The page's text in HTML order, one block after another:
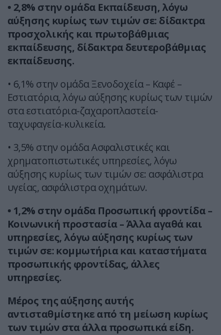
• 2,8% στην ομάδα Εκπαίδευση, λόγω
αύξησης κυρίως των τιμών σε: δίδακτρα
προσχολικής και πρωτοβάθμιας
εκπαίδευσης, δίδακτρα δευτεροβάθμιας
εκπαίδευσης.
• 6,1% στην ομάδα Ξενοδοχεία – Καφέ –
Εστιατόρια, λόγω αύξησης κυρίως των τιμών
στα εστιατόρια-ζαχαροπλαστεία-
ταχυφαγεία-κυλικεία.
• 3,5% στην ομάδα Ασφαλιστικές και
χρηματοπιστωτικές υπηρεσίες, λόγω
αύξησης κυρίως των τιμών σε: ασφάλιστρα
υγείας, ασφάλιστρα οχημάτων.
• 1,2% στην ομάδα Προσωπική φροντίδα –
Κοινωνική προστασία – Άλλα αγαθά και
υπηρεσίες, λόγω αύξησης κυρίως των
τιμών σε: κομμωτήρια και καταστήματα
προσωπικής φροντίδας, άλλες
υπηρεσίες.
Μέρος της αύξησης αυτής
αντισταθμίστηκε από τη μείωση κυρίως
των τιμών στα άλλα προσωπικά είδη.